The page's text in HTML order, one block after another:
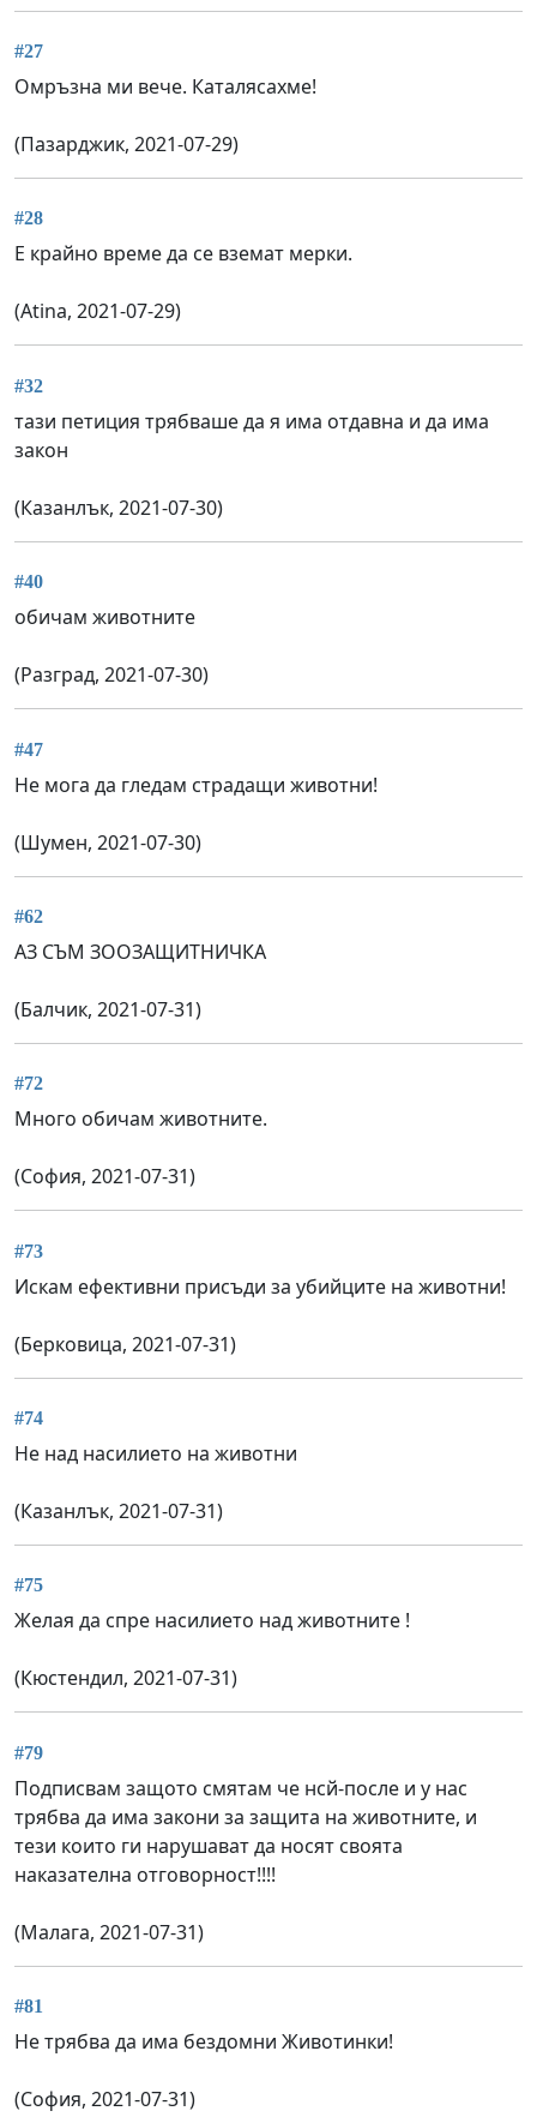
#27
Омръзна ми вече. Каталясахме!
(Пазарджик, 2021-07-29)
#28
Е крайно време да се вземат мерки.
(Atina, 2021-07-29)
#32
тази петиция трябваше да я има отдавна и да има
закон
(Казанлък, 2021-07-30)
#40
обичам животните
(Разград, 2021-07-30)
#47
Не мога да гледам страдащи животни!
(Шумен, 2021-07-30)
#62
АЗ СЪМ ЗООЗАЩИТНИЧКА
(Балчик, 2021-07-31)
#72
Много обичам животните.
(София, 2021-07-31)
#73
Искам ефективни присъди за убийците на животни!
(Берковица, 2021-07-31)
#74
Не над насилието на животни
(Казанлък, 2021-07-31)
#75
Желая да спре насилието над животните !
(Кюстендил, 2021-07-31)
#79
Подписвам защото смятам че нсй-после и у нас
трябва да има закони за защита на животните, и
тези които ги нарушават да носят своята
наказателна отговорност!!!!
(Малага, 2021-07-31)
#81
Не трябва да има бездомни Животинки!
(София, 2021-07-31)